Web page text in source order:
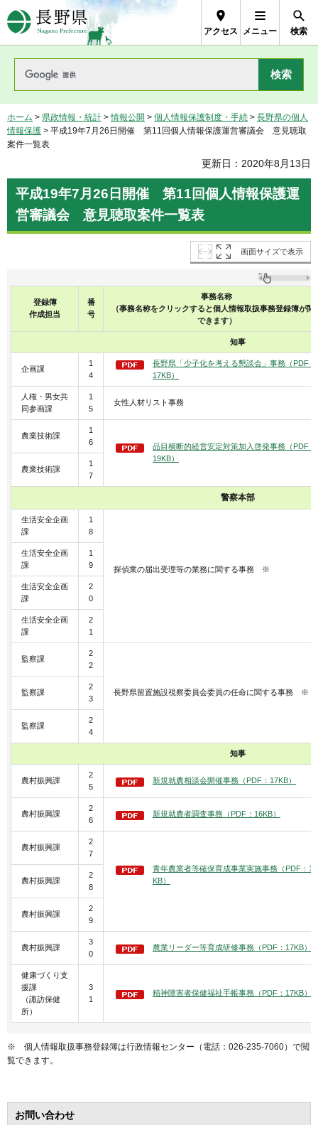
長野県Nagano Prefecture
アクセス メニュー 検索
ホーム > 県政情報・統計 >情報公開 > 個人情報保護制度・手続 > 長野県の個人
情報保護 > 平成19年7月26日開催 第11回個人情報保護運営審議会 意見聴取
案件一覧表
更新日：2020年8月13日
平成19年7月26日開催 第11回個人情報保護運
営審議会 意見聴取案件一覧表
画面サイズで表示
登録簿
作成担当
番
号
事務名称
（事務名称をクリックすると個人情報取扱事務登録簿が閲
できます）
知事
企画課
1
4
長野県「少子化を考える懇談会」事務（PDF：
17KB）
人権・男女共
同参画課
1
5
女性人材リスト事務
農業技術課
1
6
品目横断的経営安定対策加入啓発事務（PDF：
19KB）
農業技術課
1
7
警察本部
生活安全企画
課
1
8
探偵業の届出受理等の業務に関する事務 ※
生活安全企画
課
1
9
生活安全企画
課
2
0
生活安全企画
課
2
1
監察課
2
2
長野県留置施設視察委員会委員の任命に関する事務 ※
監察課
2
3
監察課
2
4
知事
農村振興課
2
5
新規就農相談会開催事務（PDF：17KB）
農村振興課
2
6
新規就農者調査事務（PDF：16KB）
農村振興課
2
7
青年農業者等確保育成事業実施事務（PDF：17
KB）
農村振興課
2
8
農村振興課
2
9
農村振興課
3
0
農業リーダー等育成研修事務（PDF：17KB）
健康づくり支
援課
（諏訪保健
所）
3
1
精神障害者保健福祉手帳事務（PDF：17KB）
※ 個人情報取扱事務登録簿は行政情報センター（電話：026-235-7060）で閲
覧できます。
お問い合わせ